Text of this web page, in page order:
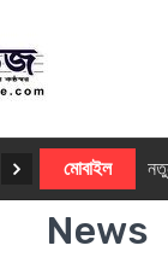
মোবাইল
News